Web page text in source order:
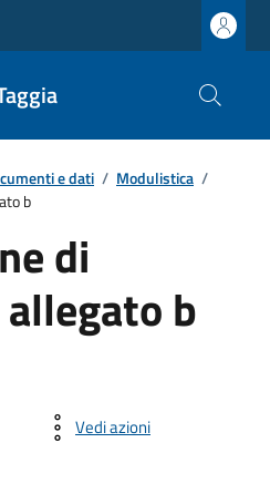
e dati / Modulistica /
b
di
b
Vedi azioni